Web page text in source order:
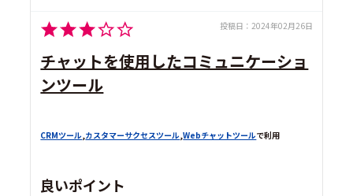
投稿日： 2024年02月26日
チャットを使用したコミュニケーショ
ンツール
CRMツール ,カスタマーサクセスツール ,Webチャットツールで利用
良いポイント